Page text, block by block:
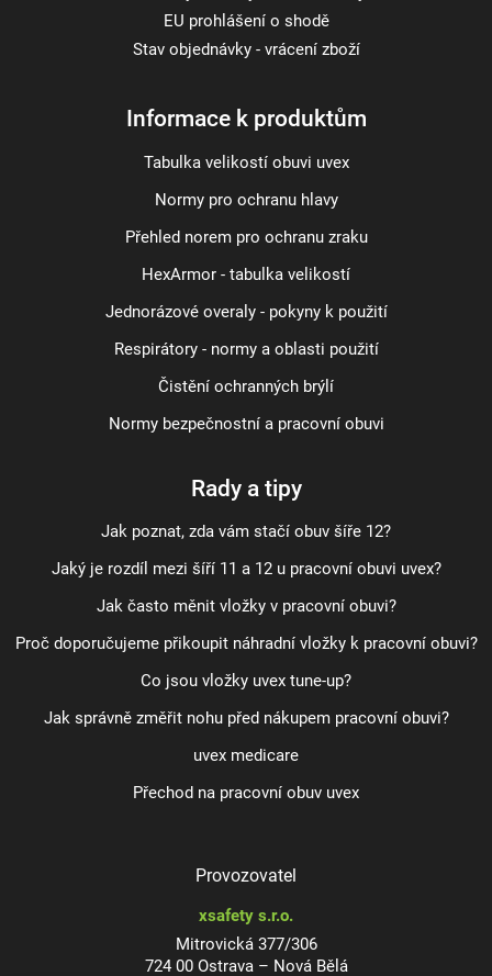
EU prohlášení o shodě
Stav objednávky - vrácení zboží
Informace k produktům
Tabulka velikostí obuvi uvex
Normy pro ochranu hlavy
Přehled norem pro ochranu zraku
HexArmor - tabulka velikostí
Jednorázové overaly - pokyny k použití
Respirátory - normy a oblasti použití
Čistění ochranných brýlí
Normy bezpečnostní a pracovní obuvi
Rady a tipy
Jak poznat, zda vám stačí obuv šíře 12?
Jaký je rozdíl mezi šíří 11 a 12 u pracovní obuvi uvex?
Jak často měnit vložky v pracovní obuvi?
Proč doporučujeme přikoupit náhradní vložky k pracovní obuvi?
Co jsou vložky uvex tune-up?
Jak správně změřit nohu před nákupem pracovní obuvi?
uvex medicare
Přechod na pracovní obuv uvex
Provozovatel
xsafety s.r.o.
Mitrovická 377/306
724 00 Ostrava – Nová Bělá